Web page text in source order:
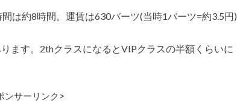
は約8時間。運賃は630バーツ(当時1バーツ=約3.5円)
ます。2thクラスになるとVIPクラスの半額くらいに
ンサーリンク>